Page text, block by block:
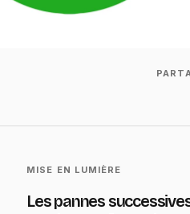
MISE EN LUMIÈRE
Les pannes